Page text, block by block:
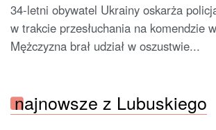
34-letni obywatel Ukrainy oskarża
w trakcie przesłuchania na komendzie
Mężczyzna brał udział w oszustwie...
najnowsze z Lubuskiego